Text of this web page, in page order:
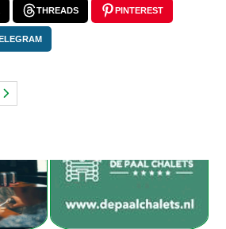
THREADS PINTEREST